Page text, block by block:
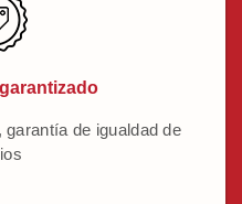
de igualdad de